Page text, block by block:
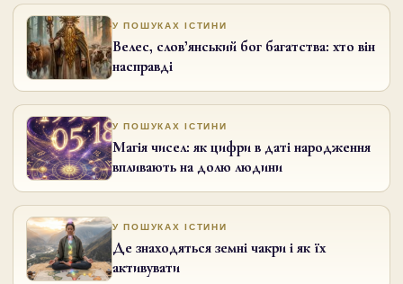
У ПОШУКАХ ІСТИНИ
Велес, слов’янський бог багатства: хто він
насправді
У ПОШУКАХ ІСТИНИ
Магія чисел: як цифри в даті народження
впливають на долю людини
У ПОШУКАХ ІСТИНИ
Де знаходяться земні чакри і як їх
активувати